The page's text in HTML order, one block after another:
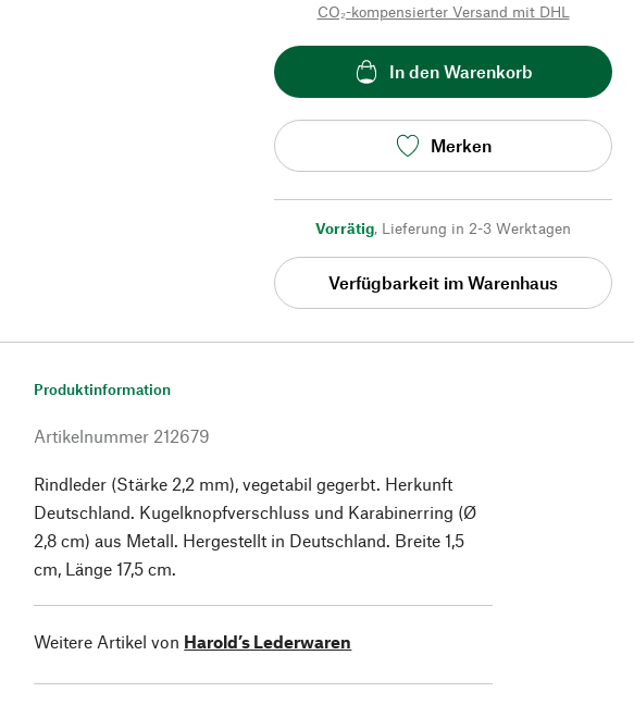
CO₂-kompensierter Versand mit DHL
In den Warenkorb
Merken
Vorrätig, Lieferung in 2-3 Werktagen
Verfügbarkeit im Warenhaus
Produktinformation
Artikelnummer 212679
Rindleder (Stärke 2,2 mm), vegetabil gegerbt. Herkunft
Deutschland. Kugelknopfverschluss und Karabinerring (Ø
2,8 cm) aus Metall. Hergestellt in Deutschland. Breite 1,5
cm, Länge 17,5 cm.
Weitere Artikel von Harold’s Lederwaren